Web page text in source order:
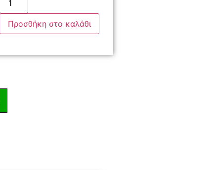
Προσθήκη στο καλάθι